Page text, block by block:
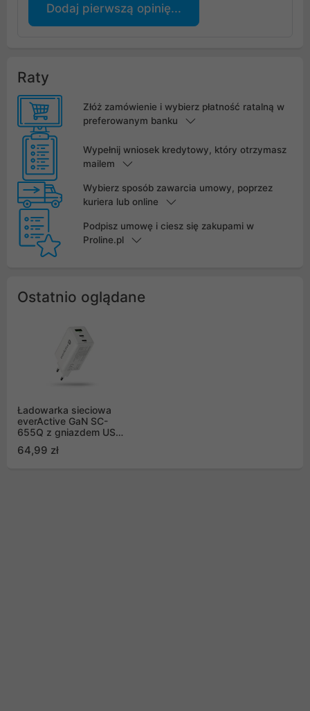
Dodaj pierwszą opinię...
Raty
Złóż zamówienie i wybierz płatność ratalną w
preferowanym banku
Wypełnij wniosek kredytowy, który otrzymasz
mailem
Wybierz sposób zawarcia umowy, poprzez
kuriera lub online
Podpisz umowę i ciesz się zakupami w
Proline.pl
Ostatnio oglądane
Ładowarka sieciowa
everActive GaN SC-
655Q z gniazdem USB
QC4+ 65W
64,99 zł